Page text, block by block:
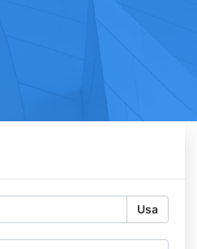
Usa